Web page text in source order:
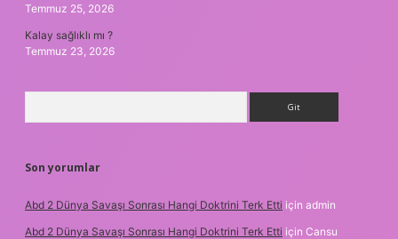
Temmuz 25, 2026
Kalay sağlıklı mı ?
Temmuz 23, 2026
Son yorumlar
Abd 2 Dünya Savaşı Sonrası Hangi Doktrini Terk Etti için admin
Abd 2 Dünya Savaşı Sonrası Hangi Doktrini Terk Etti için Cansu